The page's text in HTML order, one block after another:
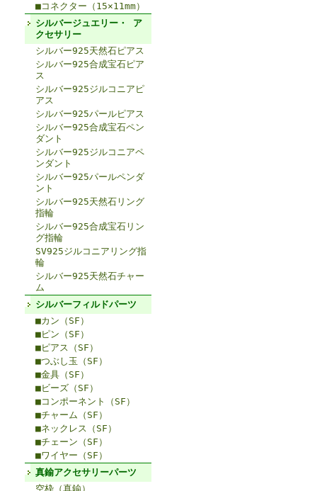
■コネクター（15×11mm）
シルバージュエリー・ ア
クセサリー
シルバー925天然石ピアス
シルバー925合成宝石ピア
ス
シルバー925ジルコニアピ
アス
シルバー925パールピアス
シルバー925合成宝石ペン
ダント
シルバー925ジルコニアペ
ンダント
シルバー925パールペンダ
ント
シルバー925天然石リング
指輪
シルバー925合成宝石リン
グ指輪
SV925ジルコニアリング指
輪
シルバー925天然石チャー
ム
シルバーフィルドパーツ
■カン（SF）
■ピン（SF）
■ピアス（SF）
■つぶし玉（SF）
■金具（SF）
■ビーズ（SF）
■コンポーネント（SF）
■チャーム（SF）
■ネックレス（SF）
■チェーン（SF）
■ワイヤー（SF）
真鍮アクセサリーパーツ
空枠（真鍮）